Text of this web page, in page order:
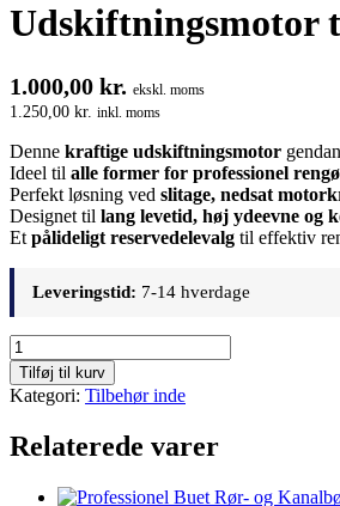
Udskiftningsmotor
1.000,00 kr. ekskl. moms
1.250,00 kr. inkl. moms
Denne kraftige udskiftningsmotor
Ideel til alle former for professionel
Perfekt løsning ved slitage, nedsat
Designet til lang levetid, høj ydeevne og
Et pålideligt reservedelevalg til effektiv
Leveringstid: 7-14 hverdage
Udskiftningsmotor
til
Internal
27
30
Tilføj til kurv
Kategori: Tilbehør inde
Relaterede varer